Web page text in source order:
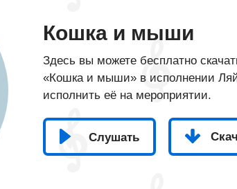
Кошка и мыши
Здесь вы можете бесплатно
«Кошка и мыши» в исполнении
исполнить её на мероприятии.
Слушать